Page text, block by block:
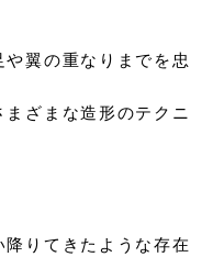
翼の重なりまでを忠
ざまな造形のテクニ
りてきたような存在